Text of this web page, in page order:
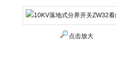
点击放大